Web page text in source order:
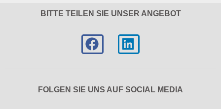
BITTE TEILEN SIE UNSER ANGEBOT
FOLGEN SIE UNS AUF SOCIAL MEDIA